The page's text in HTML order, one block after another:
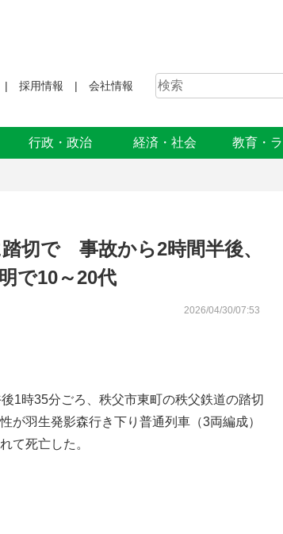
採用情報 会社情報
行政・政治 経済・社会 教育・
切で 事故から2時間半後、
で10～20代
2026/04/30/07:53
1時35分ごろ、秩父市東町の秩父鉄道の踏切
が羽生発影森行き下り普通列車（3両編成）
て死亡した。